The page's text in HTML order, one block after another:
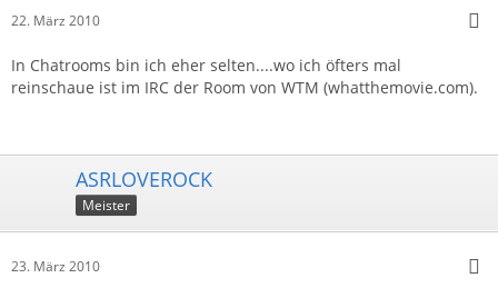
22. März 2010
In Chatrooms bin ich eher selten....wo ich öfters mal
reinschaue ist im IRC der Room von WTM (whatthemovie.com).
ASRLOVEROCK
Meister
23. März 2010